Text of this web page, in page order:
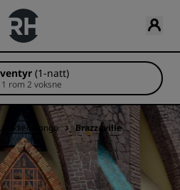
(1-natt)
06 aug. - 07 aug. | 1 rom 2 voksne
Kongo Brazzaville